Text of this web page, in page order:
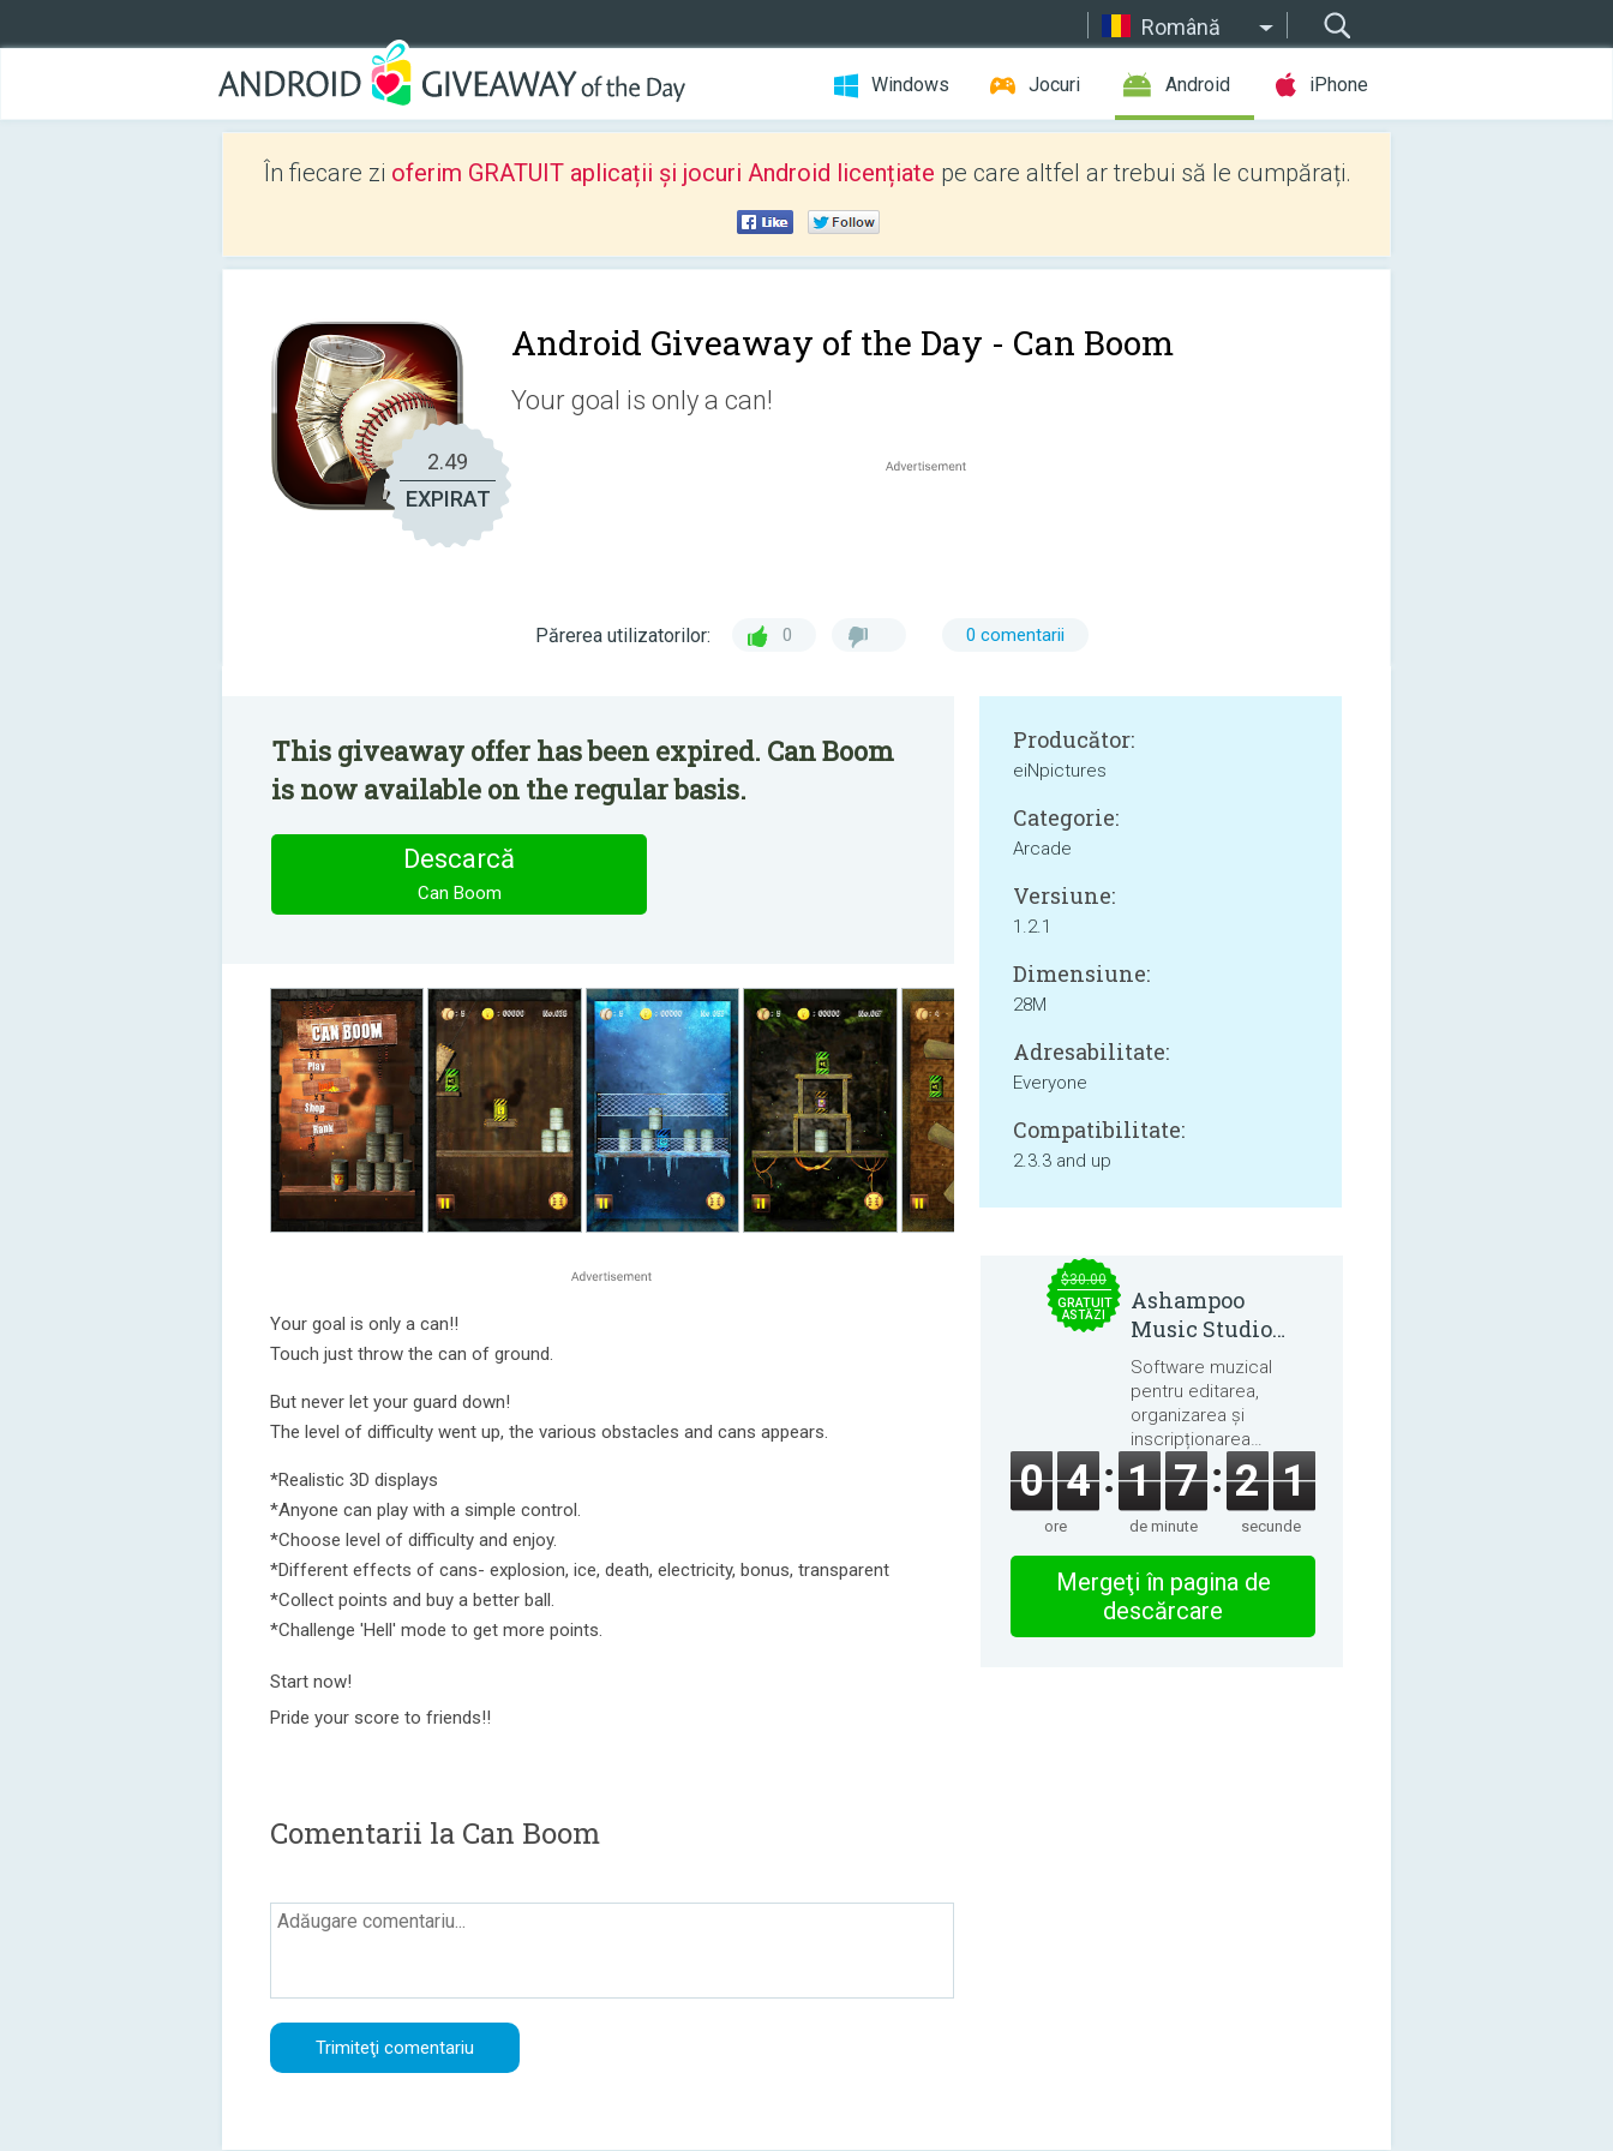
Română
Windows Jocuri Android iPhone
În fiecare zi oferim GRATUIT aplicații și jocuri Android licențiate pe care altfel ar trebui să le cumpărați.
2.49
EXPIRAT
Android Giveaway of the Day - Can Boom
Your goal is only a can!
Părerea utilizatorilor: 0 0 comentarii
This giveaway offer has been expired. Can Boom
is now available on the regular basis.
Descarcă
Can Boom
Your goal is only a can!!
Touch just throw the can of ground.
But never let your guard down!
The level of difficulty went up, the various obstacles and cans appears.
*Realistic 3D displays
*Anyone can play with a simple control.
*Choose level of difficulty and enjoy.
*Different effects of cans- explosion, ice, death, electricity, bonus, transparent
*Collect points and buy a better ball.
*Challenge 'Hell' mode to get more points.
Start now!
Pride your score to friends!!
Producător:
eiNpictures
Categorie:
Arcade
Versiune:
1.2.1
Dimensiune:
28M
Adresabilitate:
Everyone
Compatibilitate:
2.3.3 and up
Comentarii la Can Boom
$30.00
GRATUIT
ASTĂZI
Ashampoo
Music Studio
2025
Software muzical
pentru editarea,
organizarea și
inscripționarea
melodiilor și cărților
audio.
0 4
ore
1 7
de minute
2 1
secunde
Mergeţi în pagina de
descărcare